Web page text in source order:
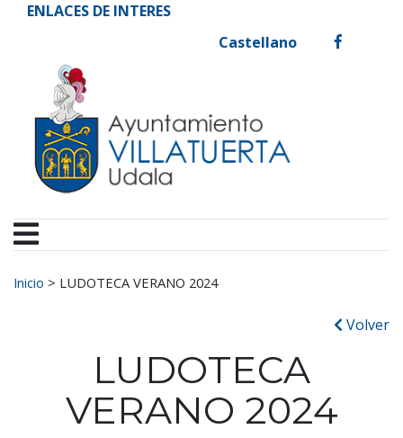
Ir al contenido
Ayuntamiento de
ENLACES DE INTERES
Castellano
facebook
Buscar:
Inicio > LUDOTECA VERANO 2024
Volver
LUDOTECA
VERANO 2024